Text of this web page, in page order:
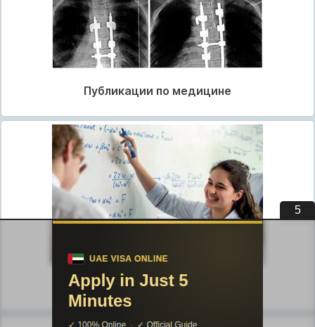
Публикации по медицине
Публикации по педагогике
4